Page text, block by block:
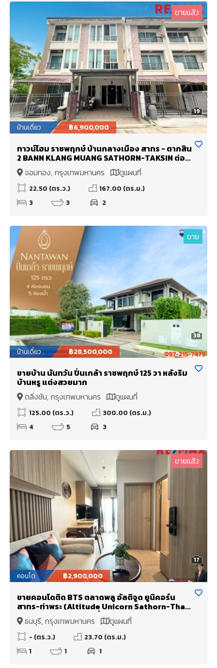
19
ขายแล้ว
บ้านเดี่ยว ฿6,900,000
ทาวน์โฮม ราชพฤกษ์ บ้านกลางเมือง สาทร - ตากสิน
2 BANN KLANG MUANG SATHORN-TAKSIN ต่อ
เติมคุ้ม ตกแต่งสวย
จอมทอง, กรุงเทพมหานคร ดูแผนที่
22.50 (ตร.ว.)
167.00 (ตร.ม.)
3
3 2
38
ขาย
บ้านเดี่ยว ฿28,500,000
ขายบ้าน นันทวัน ปิ่นเกล้า ราชพฤกษ์ 125 วา หลังริม
บ้านหรู แต่งสวยมาก
ตลิ่งชัน, กรุงเทพมหานคร
ดูแผนที่
125.00 (ตร.ว.)
300.00 (ตร.ม.)
4
5 3
17
ขายแล้ว
คอนโด ฿2,900,000
ขายคอนโดติด BTS ตลาดพลู อัลติจูด ยูนิคอร์น
สาทร-ท่าพระ (Altitude Unicorn Sathorn-Tha
Phra) แต่งสวย ราคาดีที่สุดในโครงการ
ธนบุรี, กรุงเทพมหานคร ดูแผนที่
- (ตร.ว.)
23.70 (ตร.ม.)
1
1 1